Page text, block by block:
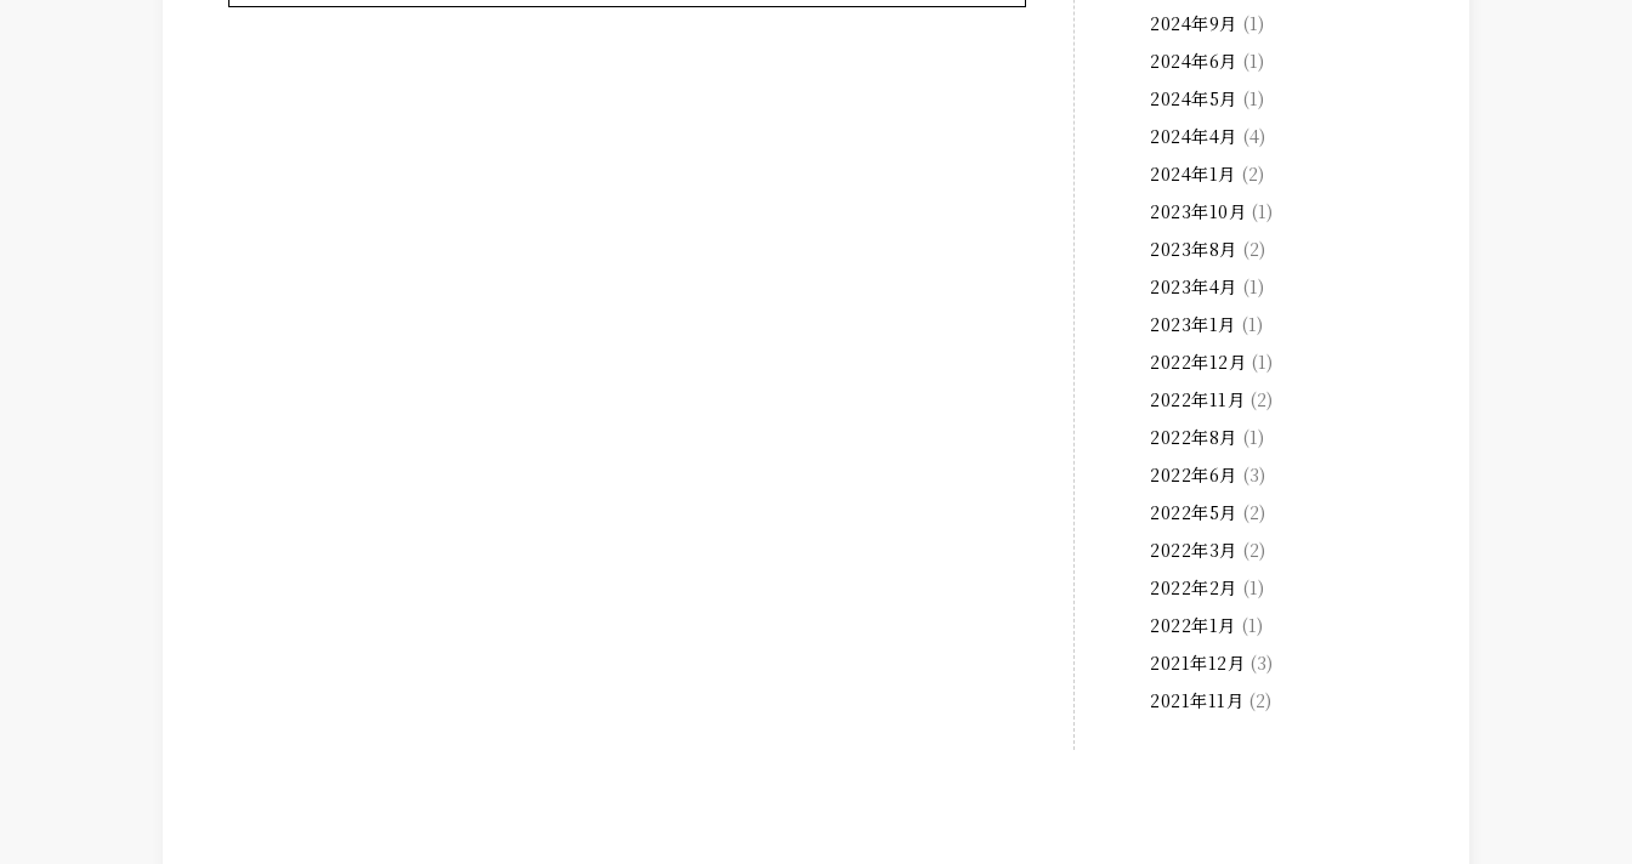
2024年9月 (1)
2024年6月 (1)
2024年5月 (1)
2024年4月 (4)
2024年1月 (2)
2023年10月 (1)
2023年8月 (2)
2023年4月 (1)
2023年1月 (1)
2022年12月 (1)
2022年11月 (2)
2022年8月 (1)
2022年6月 (3)
2022年5月 (2)
2022年3月 (2)
2022年2月 (1)
2022年1月 (1)
2021年12月 (3)
2021年11月 (2)